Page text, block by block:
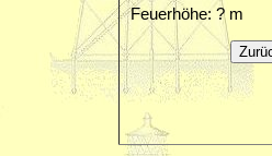
Feuerhöhe: ? m